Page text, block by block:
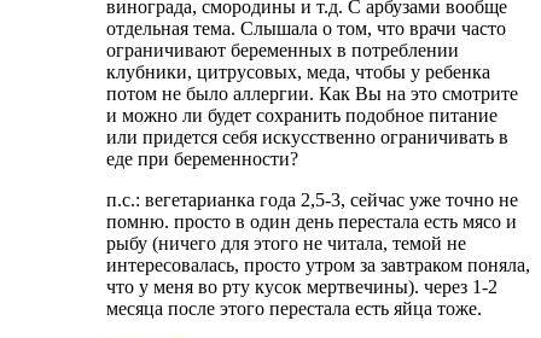
винограда, смородины и т.д. С арбузами вообще
отдельная тема. Слышала о том, что врачи часто
ограничивают беременных в потреблении
клубники, цитрусовых, меда, чтобы у ребенка
потом не было аллергии. Как Вы на это смотрите
и можно ли будет сохранить подобное питание
или придется себя искусственно ограничивать в
еде при беременности?
п.с.: вегетарианка года 2,5-3, сейчас уже точно не
помню. просто в один день перестала есть мясо и
рыбу (ничего для этого не читала, темой не
интересовалась, просто утром за завтраком поняла,
что у меня во рту кусок мертвечины). через 1-2
месяца после этого перестала есть яйца тоже.